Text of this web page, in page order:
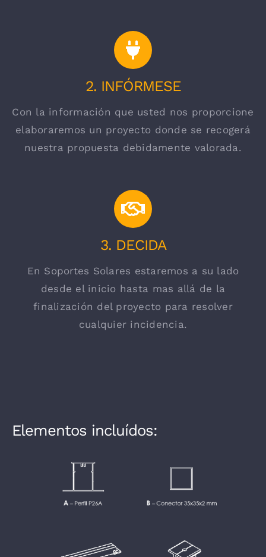
2. INFÓRMESE
Con la información que usted nos proporcione
elaboraremos un proyecto donde se recogerá
nuestra propuesta debidamente valorada.
3. DECIDA
En Soportes Solares estaremos a su lado
desde el inicio hasta mas allá de la
finalización del proyecto para resolver
cualquier incidencia.
Elementos incluídos: